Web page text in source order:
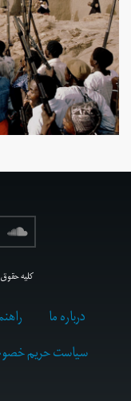
کلیه
درباره ما
سیاست حریم